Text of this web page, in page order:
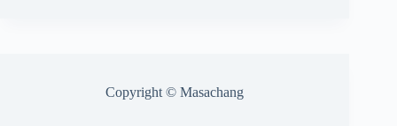
Copyright © Masachang